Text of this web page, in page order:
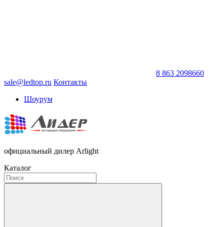
8 863 2098660
sale@ledtop.ru Контакты
Шоурум
официальный дилер Arlight
Каталог